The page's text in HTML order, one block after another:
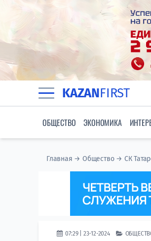
KAZANFIRST
ОБЩЕСТВО ЭКОНОМИКА
Главная →Общество→ СК
07:29 | 23-12-2024